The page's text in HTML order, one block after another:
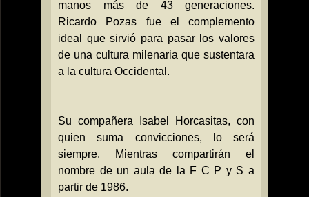
manos más de 43 generaciones.
Ricardo Pozas fue el complemento
ideal que sirvió para pasar los valores
de una cultura milenaria que sustentara
a la cultura Occidental.
Su compañera Isabel Horcasitas, con
quien suma convicciones, lo será
siempre. Mientras compartirán el
nombre de un aula de
la F C P y S a
partir de 1986.